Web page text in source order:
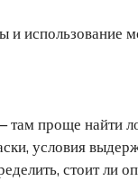
использование
проще найти
условия
стоит ли